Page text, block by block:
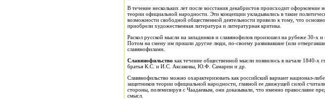
В течение нескольких лет после восстания декабристов происходит
теории официальной народности. Эти концепции укладывались в такие
возможности свободной общественной деятельности привело к тому, что
приобрели художественная литература и литературная критика.
Раскол русской мысли на западников и славянофилов произошел на рубеже 30-х
Потом на смену им пришли другие люди, по-своему развивавшие (или
славянофилами.
Славянофильство как течение общественной мысли появилось в начале 1840-
братья К.С. и И.С. Аксаковы, Ю.Ф. Самарин и др.
Славянофильство можно охарактеризовать как российский вариант национал-
защитников теории официальной народности, главной ее движущей силой
стороны, полемизируя с Чаадаевым, они доказывали, что именно православие
смысл.